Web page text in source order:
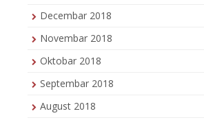
Decembar 2018
Novembar 2018
Oktobar 2018
Septembar 2018
August 2018